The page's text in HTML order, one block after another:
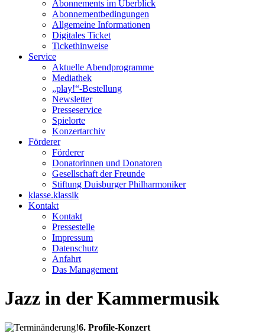
Abonnements im Überblick
Abonnement­bedingungen
Allgemeine Informationen
Digitales Ticket
Ticket­hinweise
Service
Aktuelle Abendprogramme
Mediathek
„play!“-Bestellung
Newsletter
Presseservice
Spielorte
Konzertarchiv
Förderer
Förderer
Donatorinnen und Donatoren
Gesellschaft der Freunde
Stiftung Duisburger Philharmoniker
klasse.klassik
Kontakt
Kontakt
Pressestelle
Impressum
Datenschutz
Anfahrt
Das Management
Jazz in der Kammermusik
6. Profile-Konzert